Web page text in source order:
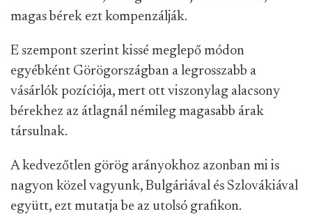
magas bérek ezt kompenzálják.
E szempont szerint kissé meglepő módon
egyébként Görögországban a legrosszabb a
vásárlók pozíciója, mert ott viszonylag alacsony
bérekhez az átlagnál némileg magasabb árak
társulnak.
A kedvezőtlen görög arányokhoz azonban mi is
nagyon közel vagyunk, Bulgáriával és Szlovákiával
együtt, ezt mutatja be az utolsó grafikon.